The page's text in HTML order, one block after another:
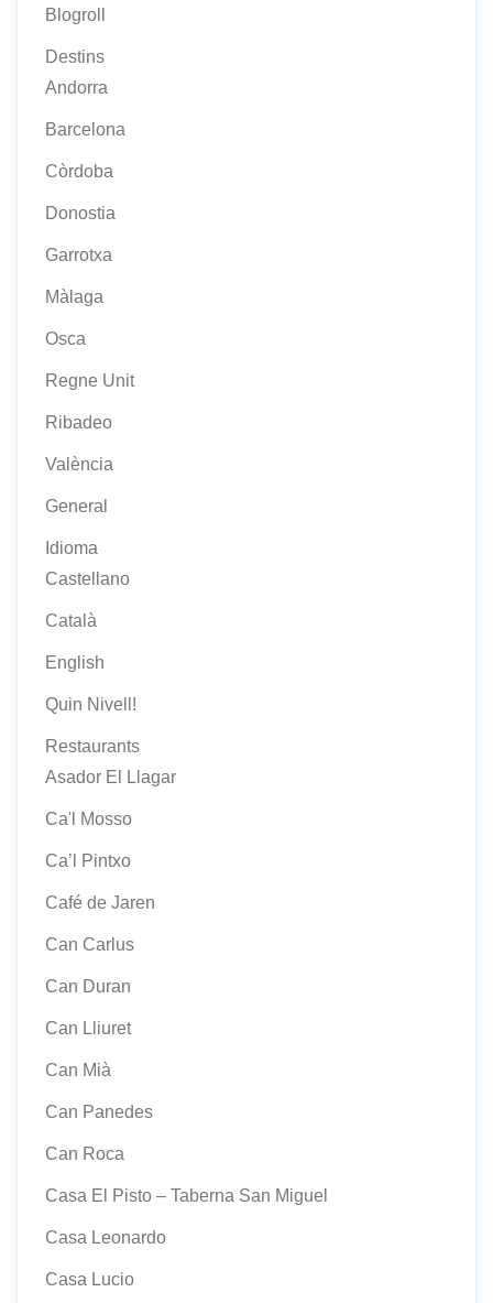
Blogroll
Destins
Andorra
Barcelona
Còrdoba
Donostia
Garrotxa
Màlaga
Osca
Regne Unit
Ribadeo
València
General
Idioma
Castellano
Català
English
Quin Nivell!
Restaurants
Asador El Llagar
Ca'l Mosso
Ca’l Pintxo
Café de Jaren
Can Carlus
Can Duran
Can Lliuret
Can Mià
Can Panedes
Can Roca
Casa El Pisto – Taberna San Miguel
Casa Leonardo
Casa Lucio